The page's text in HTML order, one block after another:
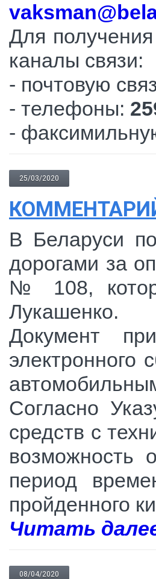
Для
каналы связи:
- почтовую
- телефоны:
-
25/03/2020
В Беларуси
дорогами за
№ 108,
Лукашенко.
Документ
электронного
Согласно
средств с
возможность
период
пройденного
Читать
08/04/2020